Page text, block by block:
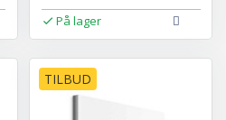
På lager
TILBUD